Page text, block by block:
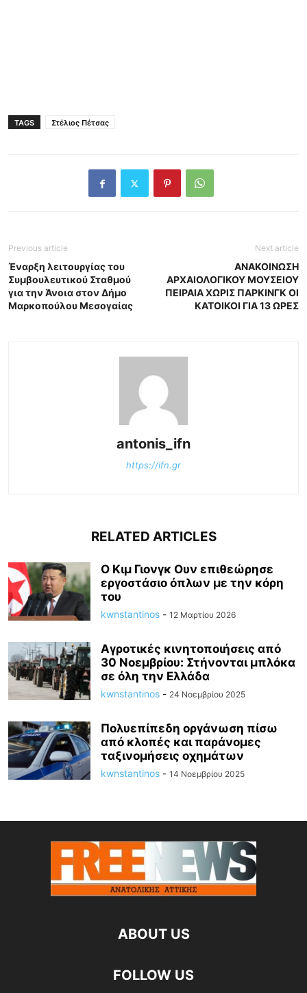
TAGS Στέλιος Πέτσας
Previous article
Έναρξη λειτουργίας του
Συμβουλευτικού Σταθμού
για την Άνοια στον Δήμο
Μαρκοπούλου Μεσογαίας
Next article
ΑΝΑΚΟΙΝΩΣΗ
ΑΡΧΑΙΟΛΟΓΙΚΟΥ ΜΟΥΣΕΙΟΥ
ΠΕΙΡΑΙΑ ΧΩΡΙΣ ΠΑΡΚΙΝΓΚ ΟΙ
ΚΑΤΟΙΚΟΙ ΓΙΑ 13 ΩΡΕΣ
antonis_ifn
https://ifn.gr
RELATED ARTICLES
Ο Κιμ Γιονγκ Ουν επιθεώρησε
εργοστάσιο όπλων με την κόρη
του
kwnstantinos - 12 Μαρτίου 2026
Αγροτικές κινητοποιήσεις από
30 Νοεμβρίου: Στήνονται μπλόκα
σε όλη την Ελλάδα
kwnstantinos - 24 Νοεμβρίου 2025
Πολυεπίπεδη οργάνωση πίσω
από κλοπές και παράνομες
ταξινομήσεις οχημάτων
kwnstantinos - 14 Νοεμβρίου 2025
ABOUT US
FOLLOW US